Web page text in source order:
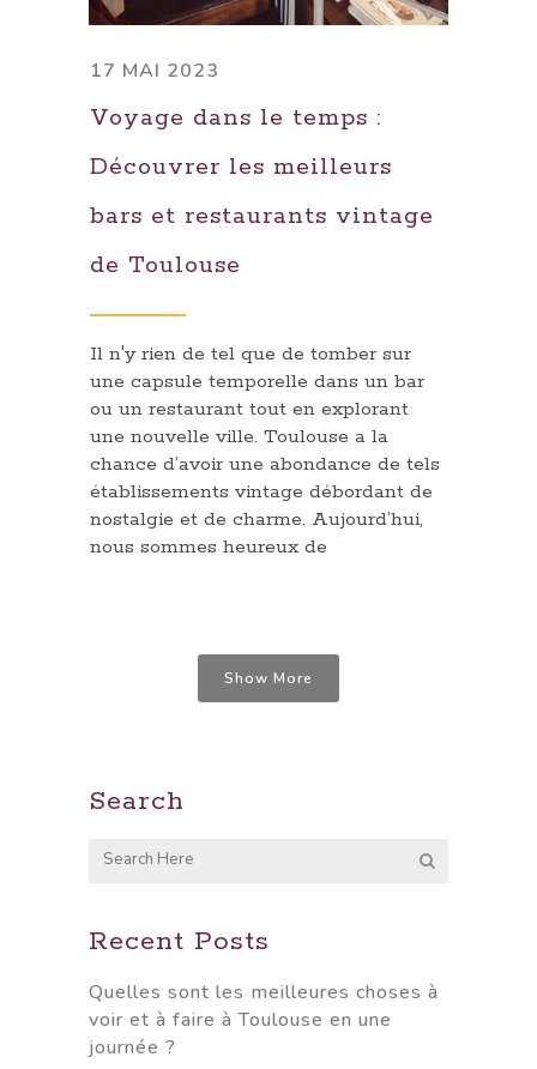
17 MAI 2023
Voyage dans le temps :
Découvrer les meilleurs
bars et restaurants vintage
de Toulouse
Il n'y rien de tel que de tomber sur
une capsule temporelle dans un bar
ou un restaurant tout en explorant
une nouvelle ville. Toulouse a la
chance d’avoir une abondance de tels
établissements vintage débordant de
nostalgie et de charme. Aujourd’hui,
nous sommes heureux de
Show More
Search
Recent Posts
Quelles sont les meilleures choses à
voir et à faire à Toulouse en une
journée ?